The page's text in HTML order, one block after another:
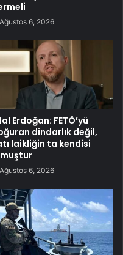
Ağustos 6, 2026
Erdoğan: FETÖ’yü
dindarlık değil,
laikliğin ta kendisi
Ağustos 6, 2026